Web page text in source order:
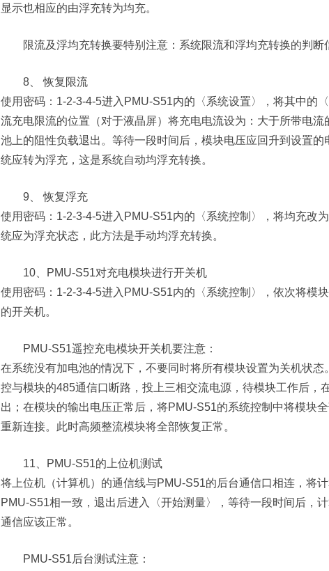
显示也相应的由浮充转为均充。
限流及浮均充转换要特别注意：系统限流和浮均充转换的判断
8、 恢复限流
使用密码：1-2-3-4-5进入PMU-S51内的〈系统设置〉，将其中的
流充电限流的位置（对于液晶屏）将充电电流设为：大于所带电
池上的阻性负载退出。等待一段时间后，模块电压应回升到设置
统应转为浮充，这是系统自动均浮充转换。
9、 恢复浮充
使用密码：1-2-3-4-5进入PMU-S51内的〈系统控制〉，将均充改
统应为浮充状态，此方法是手动均浮充转换。
10、PMU-S51对充电模块进行开关机
使用密码：1-2-3-4-5进入PMU-S51内的〈系统控制〉，依次将模
的开关机。
PMU-S51遥控充电模块开关机要注意：
在系统没有加电池的情况下，不要同时将所有模块设置为关机状
控与模块的485通信口断路，投上三相交流电源，待模块工作后，
出；在模块的输出电压正常后，将PMU-S51的系统控制中将模块
重新连接。此时高频整流模块将全部恢复正常。
11、PMU-S51的上位机测试
将上位机（计算机）的通信线与PMU-S51的后台通信口相连，将
PMU-S51相一致，退出后进入〈开始测量〉，等待一段时间后，
通信应该正常。
PMU-S51后台测试注意：